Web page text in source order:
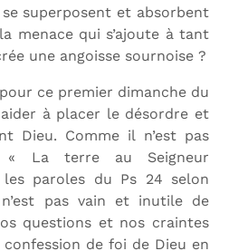
superposent et absorbent
menace qui s’ajoute à tant
une angoisse sournoise ?
ce premier dimanche du
à placer le désordre et
Dieu. Comme il n’est pas
La terre au Seigneur
paroles du Ps 24 selon
pas vain et inutile de
questions et nos craintes
de foi de Dieu en